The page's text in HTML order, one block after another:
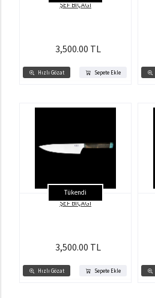
Hızlı Gözat Sepete Ekle
ŞEF BIÇAĞI
3,500.00 TL
Tükendi
Hızlı Gözat Sepete Ekle
ŞEF BIÇAĞI
3,500.00 TL